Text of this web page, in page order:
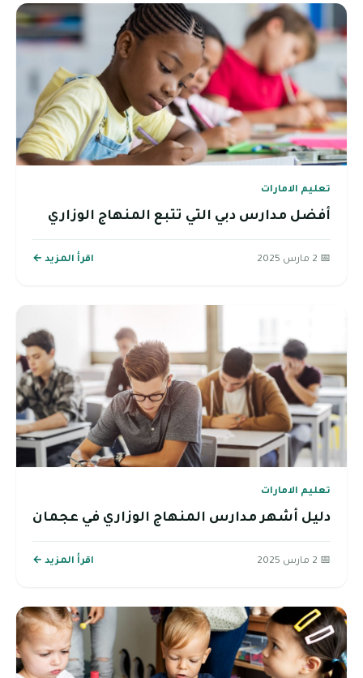
تعليم الامارات
أفضل مدارس دبي التي تتبع المنهاج الوزاري
📅 2 مارس 2025 اقرأ المزيد ←
تعليم الامارات
دليل أشهر مدارس المنهاج الوزاري في عجمان
📅 2 مارس 2025 اقرأ المزيد ←